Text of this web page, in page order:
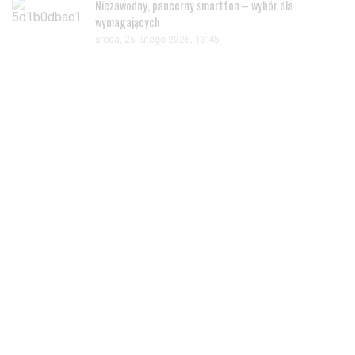
Niezawodny, pancerny smartfon – wybór dla
wymagających
środa, 25 lutego 2026, 13:45